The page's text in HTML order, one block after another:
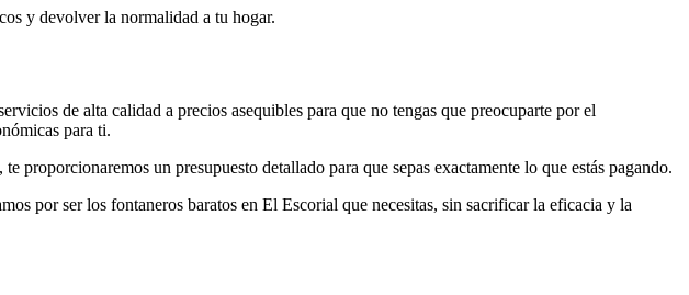
y devolver la normalidad a tu hogar.
de alta calidad a precios asequibles para que no tengas que preocuparte por el
para ti.
un presupuesto detallado para que sepas exactamente lo que estás pagando.
por ser los fontaneros baratos en El Escorial que necesitas, sin sacrificar la eficacia y la